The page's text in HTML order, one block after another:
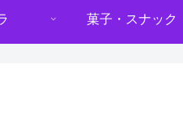
菓子・スナック